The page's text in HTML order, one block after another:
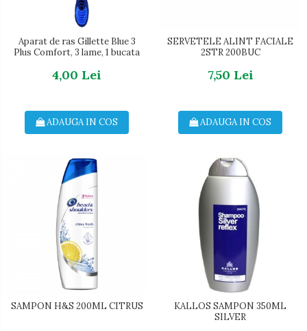
Aparat de ras Gillette Blue 3
Plus Comfort, 3 lame, 1 bucata
4,00 Lei
ADAUGA IN COS
SERVETELE ALINT FACIALE
2STR 200BUC
7,50 Lei
ADAUGA IN COS
SAMPON H&S 200ML CITRUS
KALLOS SAMPON 350ML
SILVER